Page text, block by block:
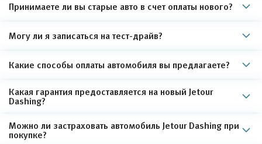
Принимаете ли вы старые авто в счет оплаты нового?
Могу ли я записаться на тест-драйв?
Какие способы оплаты автомобиля вы предлагаете?
Какая гарантия предоставляется на новый Jetour
Dashing?
Можно ли застраховать автомобиль Jetour Dashing при
покупке?